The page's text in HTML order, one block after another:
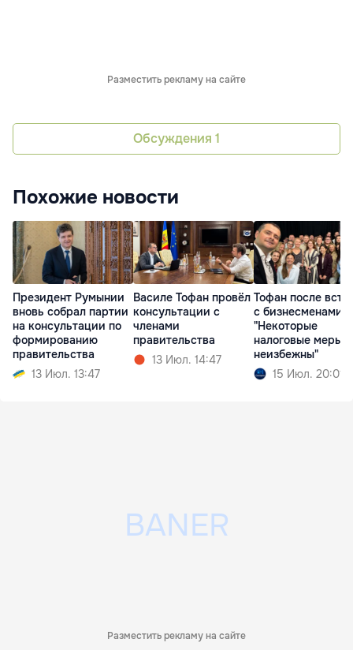
Разместить рекламу на сайте
Обсуждения 1
Похожие новости
Президент Румынии
вновь собрал партии
на консультации по
формированию
правительства
13 Июл. 13:47
Василе Тофан провёл
консультации с
членами
правительства
13 Июл. 14:47
Тофан после
с бизнесменами:
"Некоторые
налоговые меры
неизбежны"
15 Июл. 20:01
Разместить рекламу на сайте